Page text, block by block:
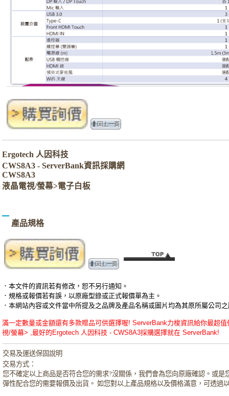
Ergotech 人因科技
CWS8A3 - ServerBank資訊採購網
CWS8A3
液晶電視/螢幕>電子白板
產品規格
．本文件的資訊若有修改，恕不另行通知。
．規格或報價若有誤，以原廠型錄或正式報價單為主。
．本網站內容或文件當中所提及之品牌及產品名稱或圖片均為其原所屬公司
滿一定數量或金額還有多款贈品可供選擇喔! ServerBank力梭資訊給你最超
視/螢幕> ,最好的Ergotech 人因科技 - CWS8A3採購選擇就在 ServerBank!
交易及運送保固說明
交易方式：
您不確定以上商品是否符合您的需求?沒關係，我們會為您向原廠確認。或
彈性配合您的需要報價及出貨。 如您對以上產品規格以及價格滿意，可透過